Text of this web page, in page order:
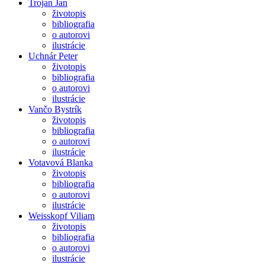
Trojan Jan
životopis
bibliografia
o autorovi
ilustrácie
Uchnár Peter
životopis
bibliografia
o autorovi
ilustrácie
Vančo Bystrík
životopis
bibliografia
o autorovi
ilustrácie
Votavová Blanka
životopis
bibliografia
o autorovi
ilustrácie
Weisskopf Viliam
životopis
bibliografia
o autorovi
ilustrácie